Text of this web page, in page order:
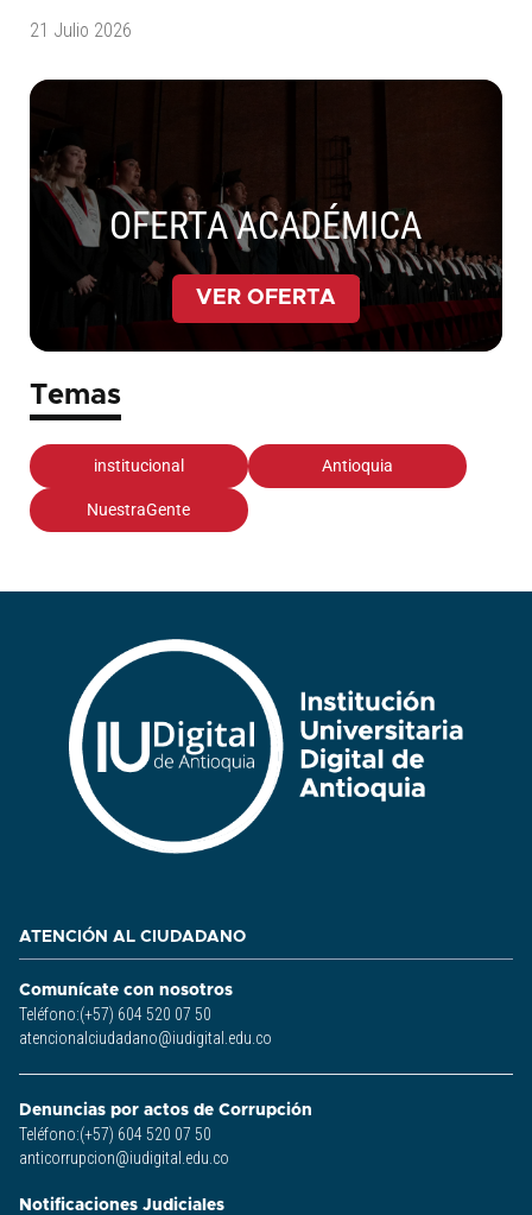
21 Julio 2026
OFERTA ACADÉMICA
VER OFERTA
Temas
institucional Antioquia
NuestraGente
ATENCIÓN AL CIUDADANO
Comunícate con nosotros
Teléfono:(+57) 604 520 07 50
atencionalciudadano@iudigital.edu.co
Denuncias por actos de Corrupción
Teléfono:(+57) 604 520 07 50
anticorrupcion@iudigital.edu.co
Notificaciones Judiciales